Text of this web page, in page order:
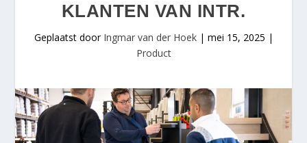
KLANTEN VAN INTR.
Geplaatst door Ingmar van der Hoek| mei 15, 2025 |
Product